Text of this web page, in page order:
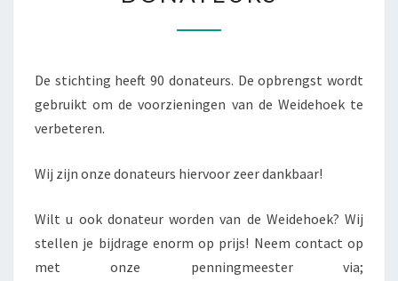
De stichting heeft 90 donateurs. De opbrengst wordt
gebruikt om de voorzieningen van de Weidehoek te
verbeteren.
Wij zijn onze donateurs hiervoor zeer dankbaar!
Wilt u ook donateur worden van de Weidehoek? Wij
stellen je bijdrage enorm op prijs! Neem contact op
met onze penningmeester via;